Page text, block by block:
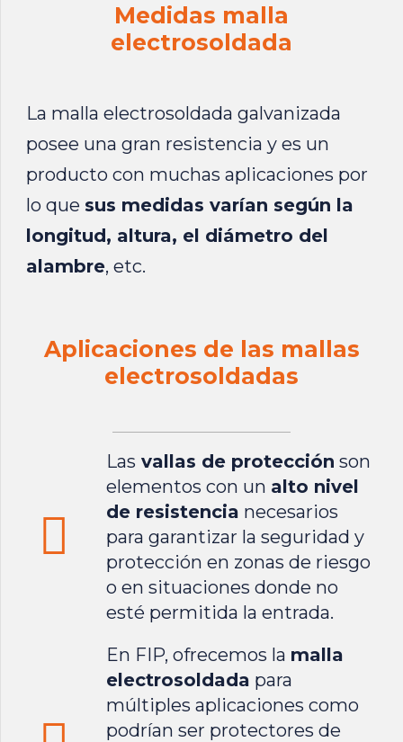
Medidas malla
electrosoldada
La malla electrosoldada galvanizada
posee una gran resistencia y es un
producto con muchas aplicaciones por
lo que sus medidas varían según la
longitud, altura, el diámetro del
alambre, etc.
Aplicaciones de las mallas
electrosoldadas
Las vallas de protección son
elementos con un alto nivel
de resistencia necesarios
para garantizar la seguridad y
protección en zonas de riesgo
o en situaciones donde no
esté permitida la entrada.
En FIP, ofrecemos la malla
electrosoldada para
múltiples aplicaciones como
podrían ser protectores de